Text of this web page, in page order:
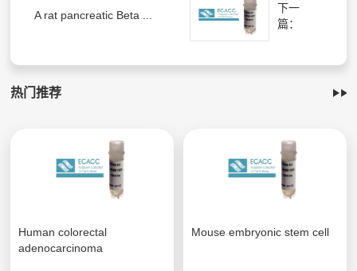
A rat pancreatic Beta ...
下一
篇：
热门推荐
Human colorectal
adenocarcinoma
Mouse embryonic stem cell